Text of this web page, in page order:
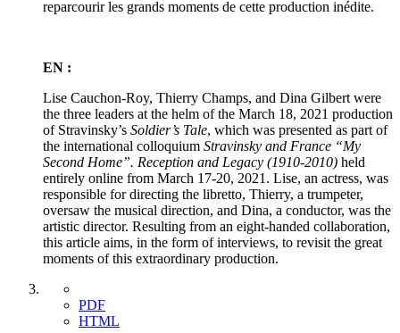
reparcourir les grands moments de cette production inédite.
EN :
Lise Cauchon-Roy, Thierry Champs, and Dina Gilbert were
the three leaders at the helm of the March 18, 2021 production
of Stravinsky’s Soldier’s Tale, which was presented as part of
the international colloquium Stravinsky and France “My
Second Home”. Reception and Legacy (1910-2010) held
entirely online from March 17-20, 2021. Lise, an actress, was
responsible for directing the libretto, Thierry, a trumpeter,
oversaw the musical direction, and Dina, a conductor, was the
artistic director. Resulting from an eight-handed collaboration,
this article aims, in the form of interviews, to revisit the great
moments of this extraordinary production.
PDF
HTML